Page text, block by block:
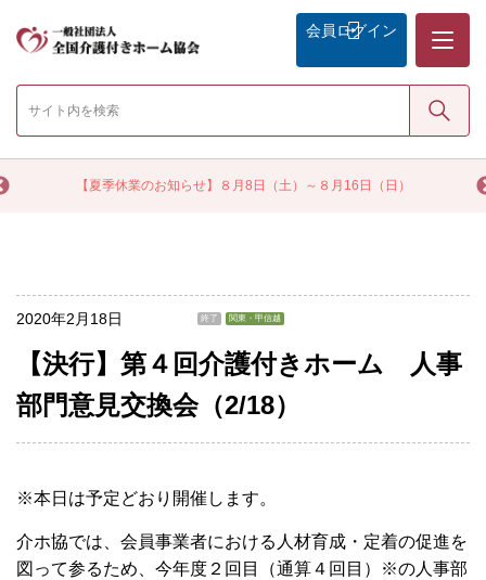
【夏季休業のお知らせ】８月8日（土）～８月16日（日）
会員 ログイン
検索
2020年2月18日 終了 関東・甲信越
【決行】第４回介護付きホーム 人事
部門意見交換会（2/18）
※本日は予定どおり開催します。
介ホ協では、会員事業者における⼈材育成・定着の促進を
図って参るため、今年度２回⽬（通算４回⽬）※の⼈事部